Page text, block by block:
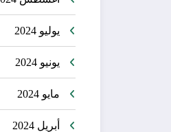
يوليو 2024
يونيو 2024
مايو 2024
أبريل 2024